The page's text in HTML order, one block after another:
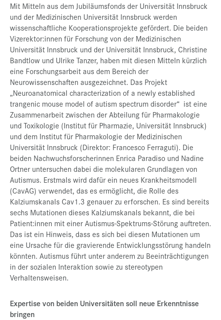
Mit Mitteln aus dem Jubiläumsfonds der Universität Innsbruck
und der Medizinischen Universität Innsbruck werden
wissenschaftliche Kooperationsprojekte gefördert. Die beiden
Vizerektor:innen für Forschung von der Medizinischen
Universität Innsbruck und der Universität Innsbruck, Christine
Bandtlow und Ulrike Tanzer, haben mit diesen Mitteln kürzlich
eine Forschungsarbeit aus dem Bereich der
Neurowissenschaften ausgezeichnet. Das Projekt
„Neuroanatomical characterization of a newly established
trangenic mouse model of autism spectrum disorder“ ist eine
Zusammenarbeit zwischen der Abteilung für Pharmakologie
und Toxikologie (Institut für Pharmazie, Universität Innsbruck)
und dem Institut für Pharmakologie der Medizinischen
Universität Innsbruck (Direktor: Francesco Ferraguti). Die
beiden Nachwuchsforscherinnen Enrica Paradiso und Nadine
Ortner untersuchen dabei die molekularen Grundlagen von
Autismus. Erstmals wird dafür ein neues Krankheitsmodell
(CavAG) verwendet, das es ermöglicht, die Rolle des
Kalziumskanals Cav1.3 genauer zu erforschen. Es sind bereits
sechs Mutationen dieses Kalziumskanals bekannt, die bei
Patient:innen mit einer Autismus-Spektrums-Störung auftreten.
Das ist ein Hinweis, dass es sich bei diesen Mutationen um
eine Ursache für die gravierende Entwicklungsstörung handeln
könnten. Autismus führt unter anderem zu Beeinträchtigungen
in der sozialen Interaktion sowie zu stereotypen
Verhaltensweisen.
Expertise von beiden Universitäten soll neue Erkenntnisse
bringen